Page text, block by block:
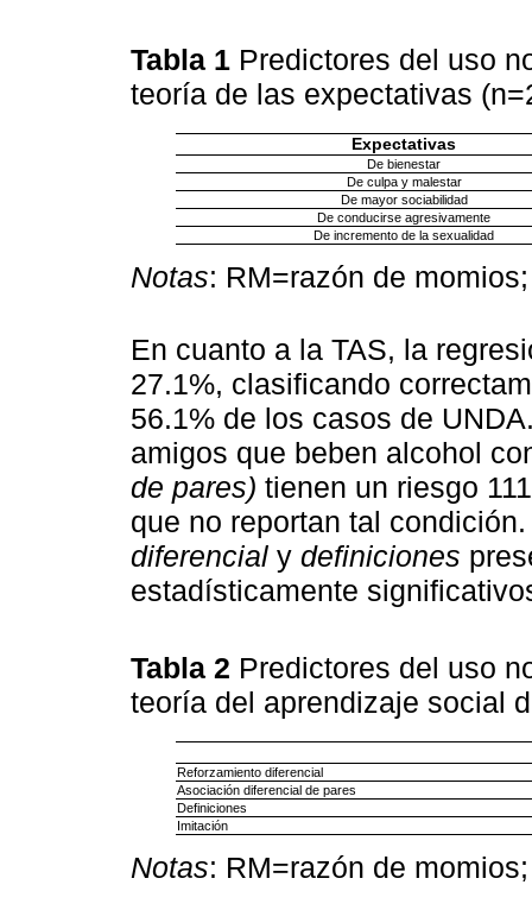
Tabla 1 Predictores del uso
teoría de las expectativas
Expectativas
De bienestar
De culpa y malestar
De mayor sociabilidad
De conducirse agresivamente
De incremento de la sexualidad
Notas: RM=razón de
En cuanto a la TAS, la
27.1%, clasificando
56.1% de los casos de
amigos que beben alcohol
de pares) tienen un riesgo
que no reportan tal
diferencial y definiciones
estadísticamente
Tabla 2 Predictores del uso
teoría del aprendizaje social
Reforzamiento diferencial
Asociación diferencial de pares
Definiciones
Imitación
Notas: RM=razón de